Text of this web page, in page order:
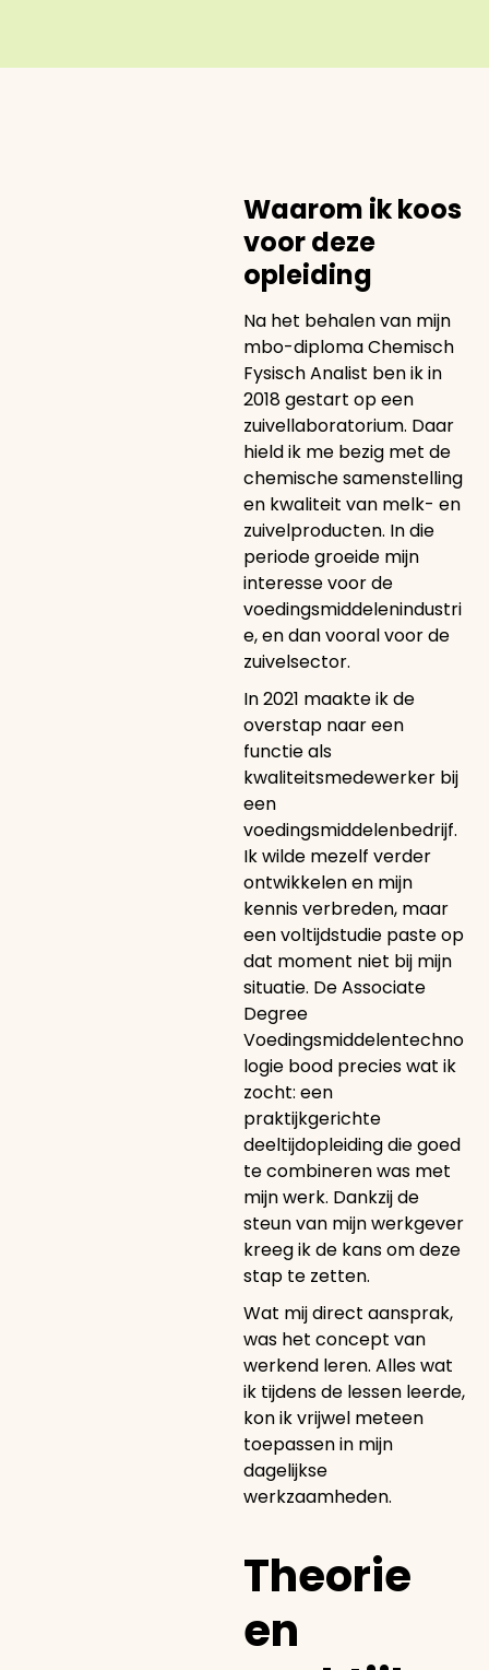
Waarom ik koos
voor deze
opleiding
Na het behalen van mijn
mbo-diploma Chemisch
Fysisch Analist ben ik in
2018 gestart op een
zuivellaboratorium. Daar
hield ik me bezig met de
chemische samenstelling
en kwaliteit van melk- en
zuivelproducten. In die
periode groeide mijn
interesse voor de
voedingsmiddelenindustri
e, en dan vooral voor de
zuivelsector.
In 2021 maakte ik de
overstap naar een
functie als
kwaliteitsmedewerker bij
een
voedingsmiddelenbedrijf.
Ik wilde mezelf verder
ontwikkelen en mijn
kennis verbreden, maar
een voltijdstudie paste op
dat moment niet bij mijn
situatie. De Associate
Degree
Voedingsmiddelentechno
logie bood precies wat ik
zocht: een
praktijkgerichte
deeltijdopleiding die goed
te combineren was met
mijn werk. Dankzij de
steun van mijn werkgever
kreeg ik de kans om deze
stap te zetten.
Wat mij direct aansprak,
was het concept van
werkend leren. Alles wat
ik tijdens de lessen leerde,
kon ik vrijwel meteen
toepassen in mijn
dagelijkse
werkzaamheden.
Theorie
en